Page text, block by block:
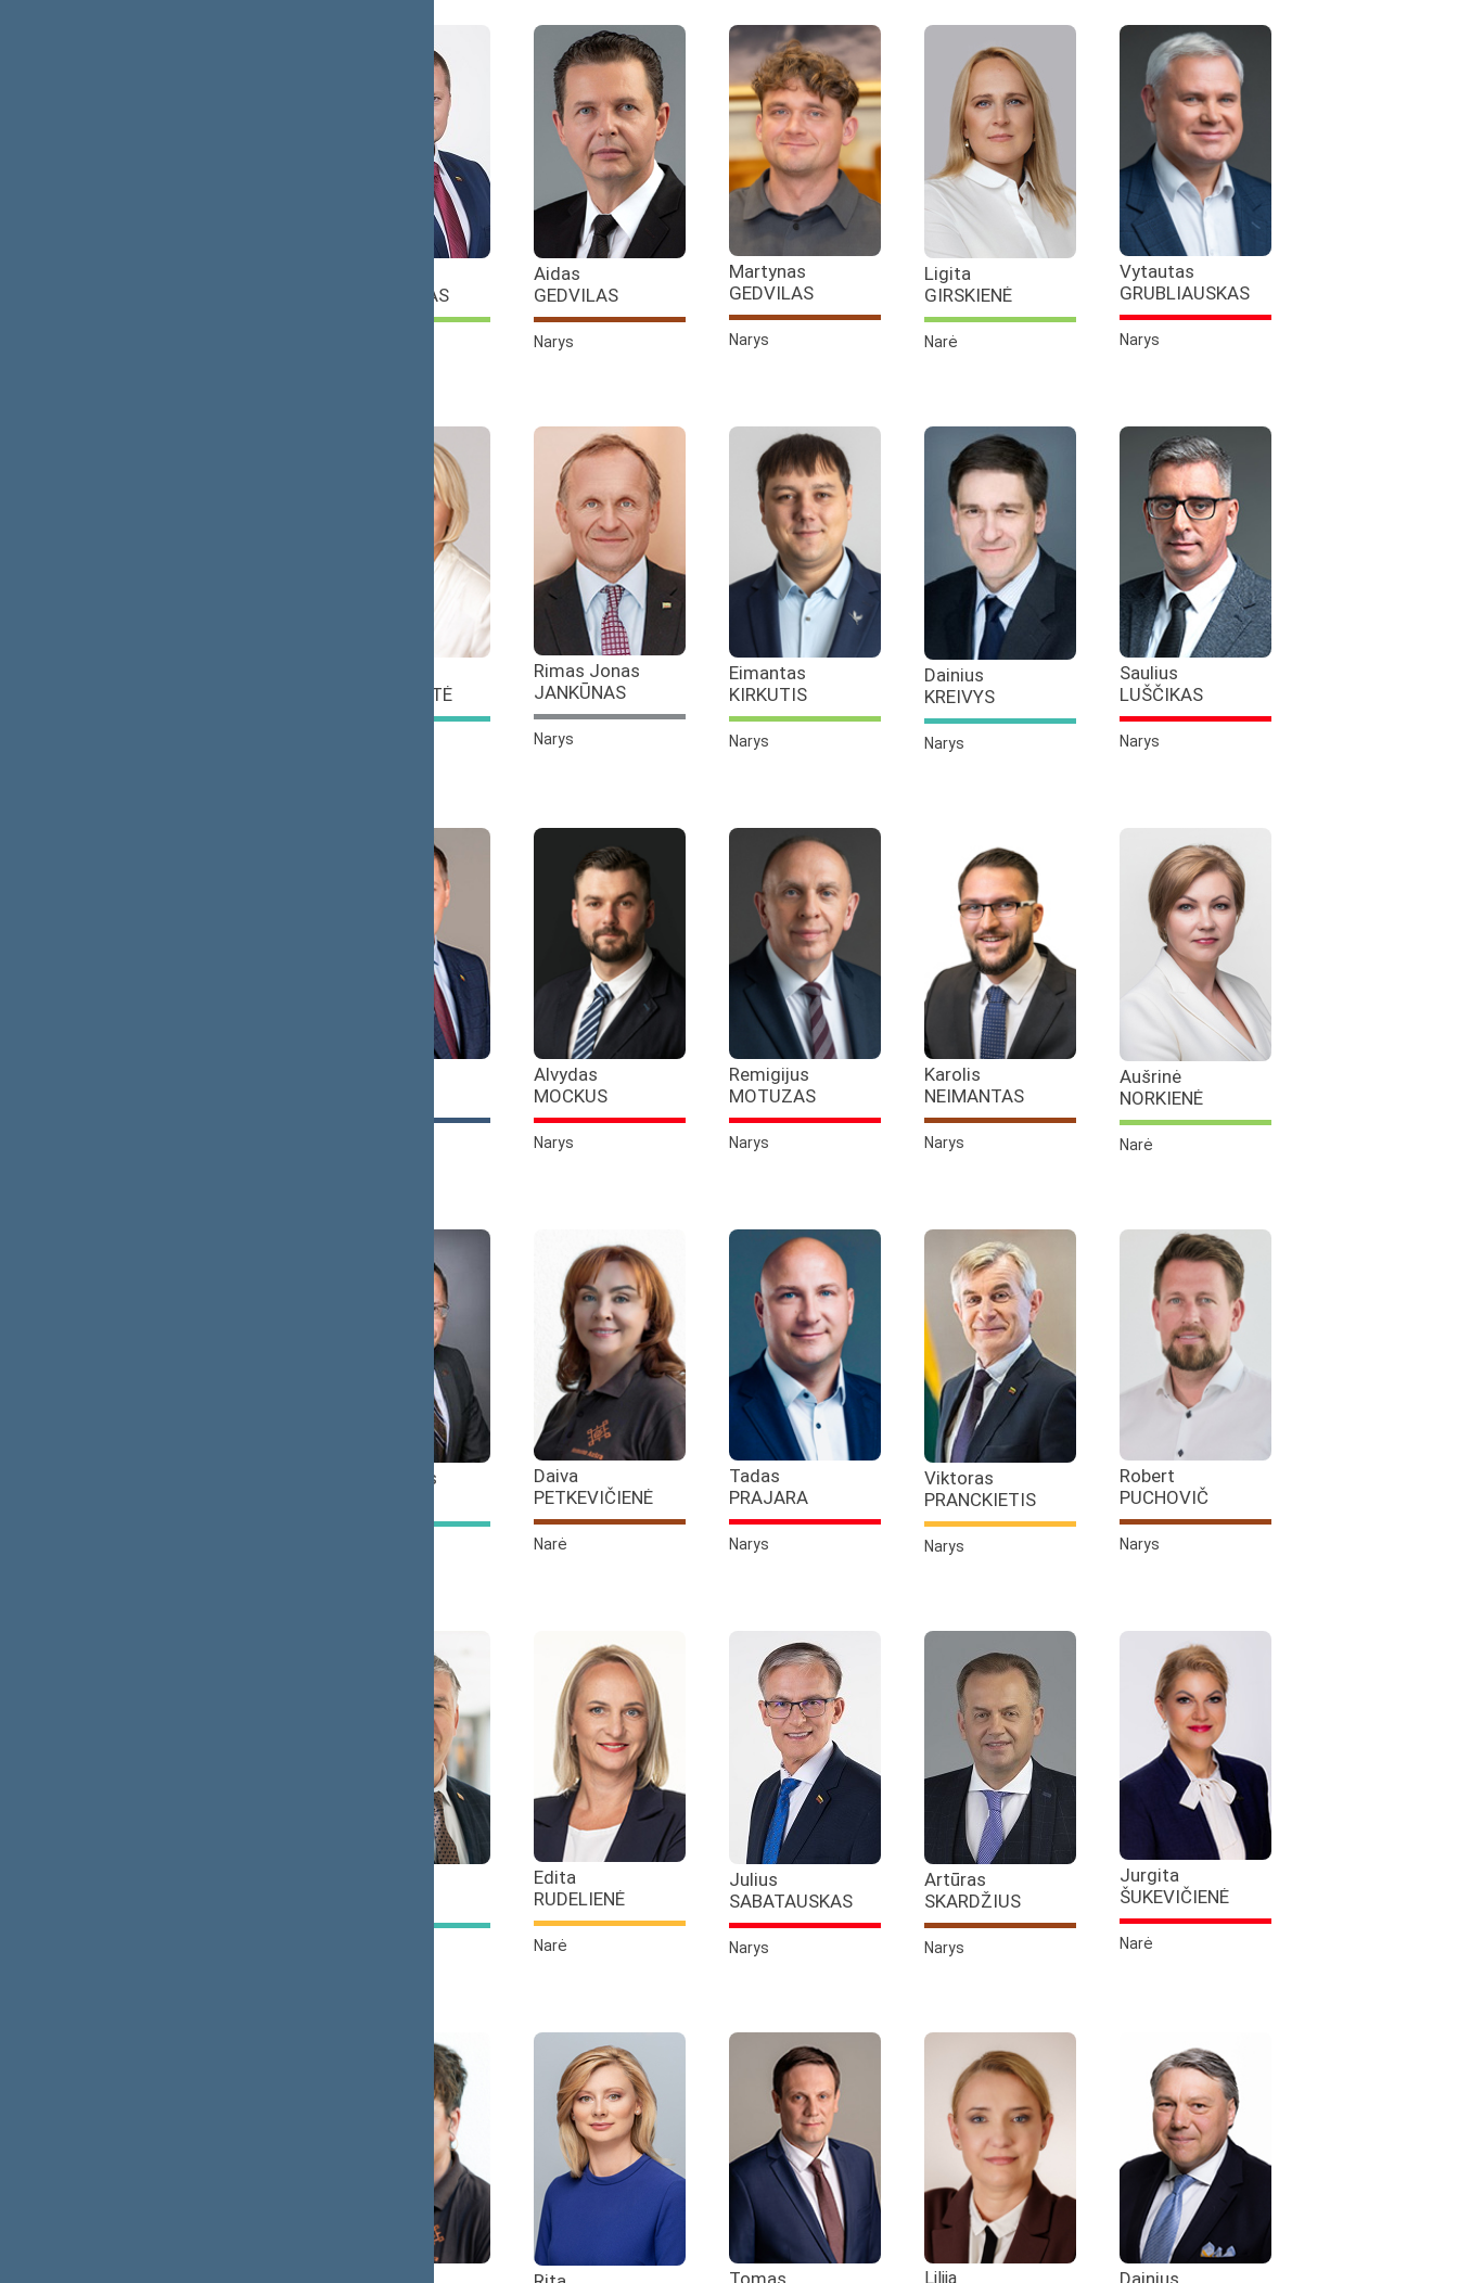
GAIŽAUSKAS
Aidas
GEDVILAS
Narys
Martynas
GEDVILAS
Narys
Ligita
GIRSKIENĖ
Narė
Vytautas
GRUBLIAUSKAS
Narys
JAKAVONYTĖ
Rimas Jonas
JANKŪNAS
Narys
Eimantas
KIRKUTIS
Narys
Dainius
KREIVYS
Narys
Saulius
LUŠČIKAS
Narys
Alvydas
MOCKUS
Narys
Remigijus
MOTUZAS
Narys
Karolis
NEIMANTAS
Narys
Aušrinė
NORKIENĖ
Narė
Žygimantas
Daiva
PETKEVIČIENĖ
Narė
Tadas
PRAJARA
Narys
Viktoras
PRANCKIETIS
Narys
Robert
PUCHOVIČ
Narys
Edita
RUDELIENĖ
Narė
Julius
SABATAUSKAS
Narys
Artūras
SKARDŽIUS
Narys
Jurgita
ŠUKEVIČIENĖ
Narė
Tomas Lilija Dainius